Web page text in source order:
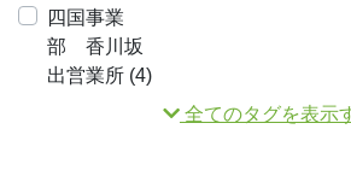
四国事業
部 香川坂
出営業所 (4)
全てのタグを表示